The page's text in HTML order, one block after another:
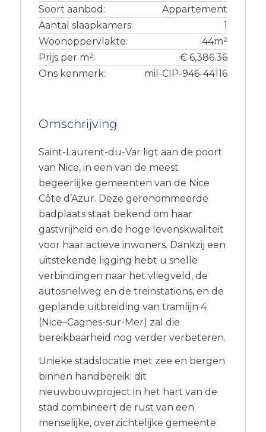
Soort aanbod:
Appartement
Aantal slaapkamers:
1
Woonoppervlakte:
44m²
Prijs per m²:
€ 6,386.36
Ons kenmerk:
mil-CIP-946-44116
Omschrijving
Saint-Laurent-du-Var ligt aan de poort
van Nice, in een van de meest
begeerlijke gemeenten van de Nice
Côte d’Azur. Deze gerenommeerde
badplaats staat bekend om haar
gastvrijheid en de hoge levenskwaliteit
voor haar actieve inwoners. Dankzij een
uitstekende ligging hebt u snelle
verbindingen naar het vliegveld, de
autosnelweg en de treinstations, en de
geplande uitbreiding van tramlijn 4
(Nice–Cagnes-sur-Mer) zal die
bereikbaarheid nog verder verbeteren.
Unieke stadslocatie met zee en bergen
binnen handbereik: dit
nieuwbouwproject in het hart van de
stad combineert de rust van een
menselijke, overzichtelijke gemeente